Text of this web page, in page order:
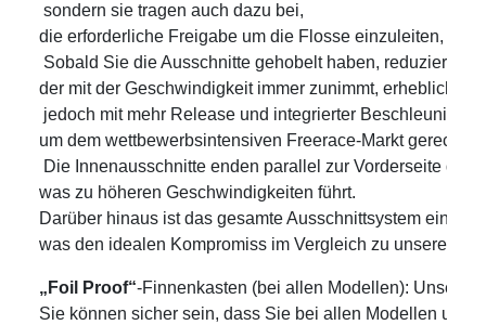
sondern sie tragen auch dazu bei,
die erforderliche Freigabe um die Flosse einzuleiten, um
Sobald Sie die Ausschnitte gehobelt haben, reduzieren
der mit der Geschwindigkeit immer zunimmt, erheblich.
jedoch mit mehr Release und integrierter
um dem wettbewerbsintensiven Freerace-Markt gerecht
Die Innenausschnitte enden parallel zur Vorderseite
was zu höheren Geschwindigkeiten führt.
Darüber hinaus ist das gesamte Ausschnittsystem
was den idealen Kompromiss im Vergleich zu unserem
„Foil Proof“-Finnenkasten (bei allen Modellen): Unser
Sie können sicher sein, dass Sie bei allen Modellen